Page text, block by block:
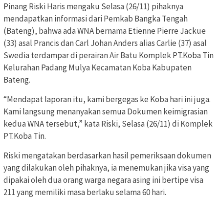
Pinang Riski Haris mengaku Selasa (26/11) pihaknya
mendapatkan informasi dari Pemkab Bangka Tengah
(Bateng), bahwa ada WNA bernama Etienne Pierre Jackue
(33) asal Prancis dan Carl Johan Anders alias Carlie (37) asal
Swedia terdampar di perairan Air Batu Komplek PT.Koba Tin
Kelurahan Padang Mulya Kecamatan Koba Kabupaten
Bateng.
“Mendapat laporan itu, kami bergegas ke Koba hari ini juga.
Kami langsung menanyakan semua Dokumen keimigrasian
kedua WNA tersebut,” kata Riski, Selasa (26/11) di Komplek
PT.Koba Tin.
Riski mengatakan berdasarkan hasil pemeriksaan dokumen
yang dilakukan oleh pihaknya, ia menemukan jika visa yang
dipakai oleh dua orang warga negara asing ini bertipe visa
211 yang memiliki masa berlaku selama 60 hari.